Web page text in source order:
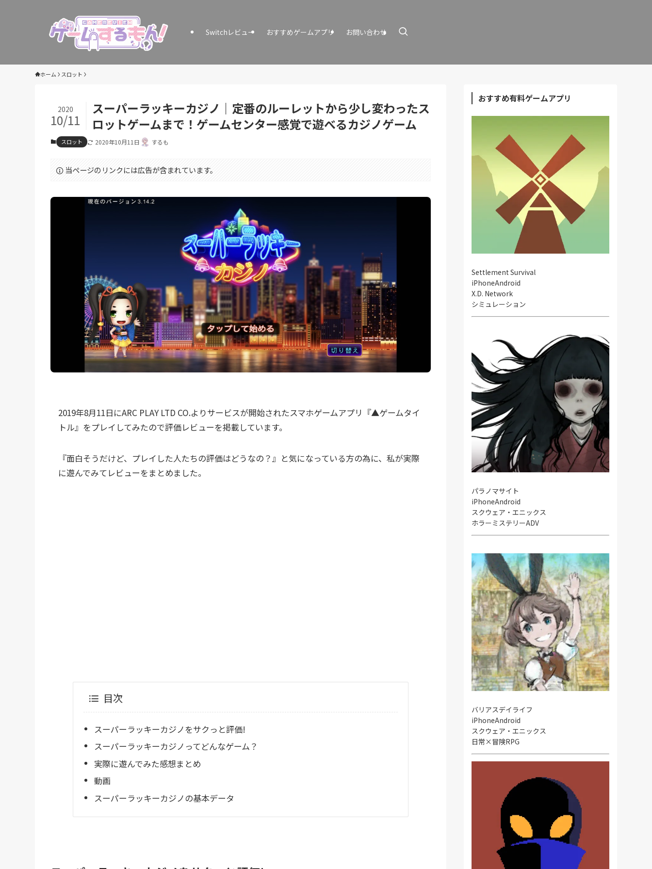
Switchレビュー おすすめゲームアプリ お問い合わせ
ホーム スロット
スーパーラッキーカジノ｜定番のルーレットから少し変わったス
ロットゲームまで！ゲームセンター感覚で遊べるカジノゲーム
2020
10/11
スロット 2020年10月11日 するも
当ページのリンクには広告が含まれています。
2019年8月11日にARC PLAY LTD CO.よりサービスが開始されたスマホゲームアプリ『▲ゲームタイ
トル』をプレイしてみたので評価レビューを掲載しています。
『面白そうだけど、プレイした人たちの評価はどうなの？』と気になっている方の為に、私が実際
に遊んでみてレビューをまとめました。
目次
スーパーラッキーカジノをサクっと評価!
スーパーラッキーカジノってどんなゲーム？
実際に遊んでみた感想まとめ
動画
スーパーラッキーカジノの基本データ
おすすめ有料ゲームアプリ
Settlement Survival
iPhoneAndroid
X.D. Network
シミュレーション
パラノマサイト
iPhoneAndroid
スクウェア・エニックス
ホラーミステリーADV
バリアスデイライフ
iPhoneAndroid
スクウェア・エニックス
日常×冒険RPG